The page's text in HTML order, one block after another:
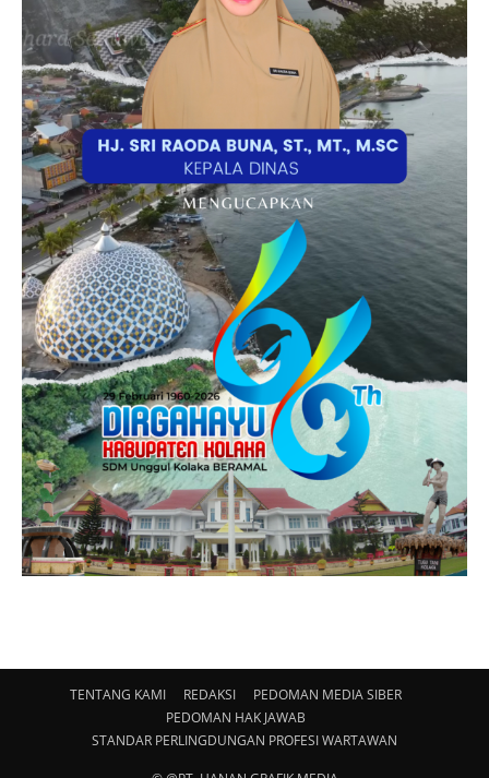
TENTANG KAMI REDAKSI
PEDOMAN MEDIA SIBER
PEDOMAN HAK JAWAB
STANDAR PERLINGDUNGAN PROFESI WARTAWAN